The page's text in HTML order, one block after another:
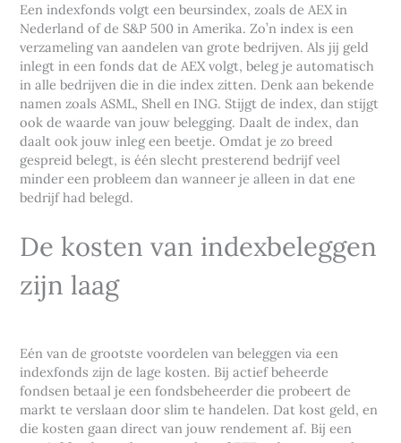
Een indexfonds volgt een beursindex, zoals de AEX in
Nederland of de S&P 500 in Amerika. Zo’n index is een
verzameling van aandelen van grote bedrijven. Als jij geld
inlegt in een fonds dat de AEX volgt, beleg je automatisch
in alle bedrijven die in die index zitten. Denk aan bekende
namen zoals ASML, Shell en ING. Stijgt de index, dan stijgt
ook de waarde van jouw belegging. Daalt de index, dan
daalt ook jouw inleg een beetje. Omdat je zo breed
gespreid belegt, is één slecht presterend bedrijf veel
minder een probleem dan wanneer je alleen in dat ene
bedrijf had belegd.
De kosten van indexbeleggen
zijn laag
Eén van de grootste voordelen van beleggen via een
indexfonds zijn de lage kosten. Bij actief beheerde
fondsen betaal je een fondsbeheerder die probeert de
markt te verslaan door slim te handelen. Dat kost geld, en
die kosten gaan direct van jouw rendement af. Bij een